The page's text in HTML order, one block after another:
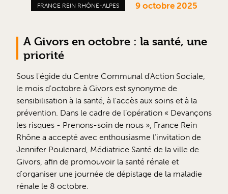
FRANCE REIN RHÔNE-ALPES 9 octobre 2025
A Givors en octobre : la santé, une
priorité
Sous l'égide du Centre Communal d'Action Sociale,
le mois d'octobre à Givors est synonyme de
sensibilisation à la santé, à l'accès aux soins et à la
prévention. Dans le cadre de l’opération « Devançons
les risques - Prenons-soin de nous », France Rein
Rhône a accepté avec enthousiasme l'invitation de
Jennifer Poulenard, Médiatrice Santé de la ville de
Givors, afin de promouvoir la santé rénale et
d'organiser une journée de dépistage de la maladie
rénale le 8 octobre.